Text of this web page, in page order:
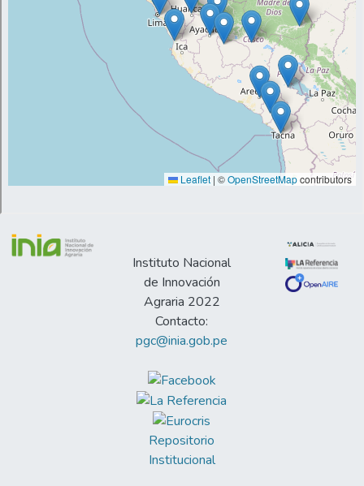
Instituto Nacional
de Innovación
Agraria 2022
Contacto:
pgc@inia.gob.pe
Repositorio
Institucional